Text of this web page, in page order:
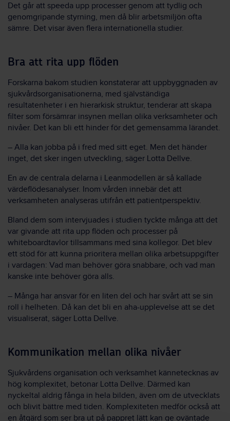
Det går att speeda upp processer genom att tydlig och
genomgripande styrning, men då blir arbetsmiljön ofta
sämre. Det visar även flera internationella studier.
Bra att rita upp flöden
Forskarna bakom studien konstaterar att uppbyggnaden av
sjukvårdsorganisationerna, med självständiga
resultatenheter i en hierarkisk struktur, tenderar att skapa
filter som försämrar insynen mellan olika verksamheter och
nivåer. Det kan bli ett hinder för det gemensamma lärandet.
– Alla kan jobba på i fred med sitt eget. Men det händer
inget, det sker ingen utveckling, säger Lotta Dellve.
En av de centrala delarna i Leanmodellen är så kallade
värdeflödesanalyser. Inom vården innebär det att
verksamheten analyseras utifrån ett patientperspektiv.
Bland dem som intervjuades i studien tyckte många att det
var givande att rita upp flöden och processer på
whiteboardtavlor tillsammans med sina kollegor. Det blev
ett stöd för att kunna prioritera mellan olika arbetsuppgifter
i vardagen: Vad man behöver göra snabbare, och vad man
kanske inte behöver göra alls.
– Många har ansvar för en liten del och har svårt att se sin
roll i helheten. Då kan det bli en aha-upplevelse att se det
visualiserat, säger Lotta Dellve.
Kommunikation mellan olika nivåer
Sjukvårdens organisation och verksamhet kännetecknas av
hög komplexitet, betonar Lotta Dellve. Därmed kan
nyckeltal aldrig fånga in hela bilden, även om de utvecklats
och blivit bättre med tiden. Komplexiteten medför också att
en åtgärd som ser bra ut på pappret lätt kan ge oväntade